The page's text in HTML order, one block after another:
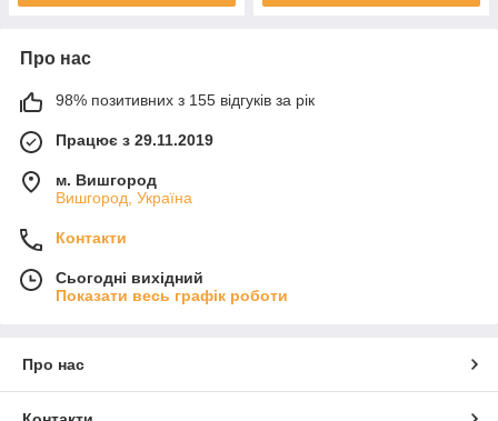
Про нас
98% позитивних з 155 відгуків за рік
Працює з 29.11.2019
м. Вишгород
Вишгород, Україна
Контакти
Сьогодні вихідний
Показати весь графік роботи
Про нас